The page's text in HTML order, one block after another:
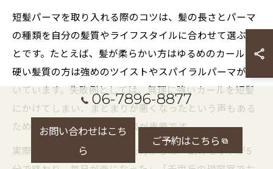
短髪パーマを取り入れる際のコツは、髪の長さとパーマ
の種類を自分の髪質やライフスタイルに合わせて選ぶこ
とです。たとえば、髪が柔らかい方はゆるめのカール、
硬い髪質の方は強めのツイストやスパイラルパーマが向
いています。失敗例としては、無理に強いカールを短髪
にかけてしまい、まとまりが悪くなったという声もある
ため、スタイリストとの相談が重要です。
実際にサロンで施術を受けた方からは「朝のセットが5
06-7896-8877
お問い合わせはこち
ら
ご予約はこちら